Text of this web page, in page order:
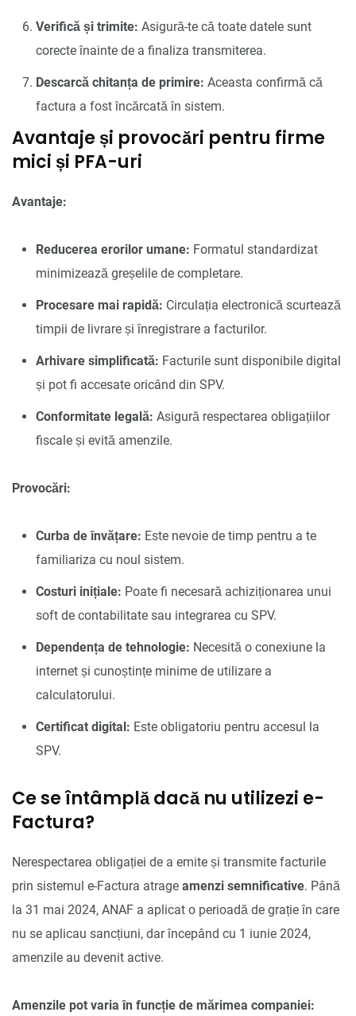
Verifică și trimite: Asigură-te că toate datele sunt
corecte înainte de a finaliza transmiterea.
Descarcă chitanța de primire: Aceasta confirmă că
factura a fost încărcată în sistem.
Avantaje și provocări pentru firme
mici și PFA-uri
Avantaje:
Reducerea erorilor umane: Formatul standardizat
minimizează greșelile de completare.
Procesare mai rapidă: Circulația electronică scurtează
timpii de livrare și înregistrare a facturilor.
Arhivare simplificată: Facturile sunt disponibile digital
și pot fi accesate oricând din SPV.
Conformitate legală: Asigură respectarea obligațiilor
fiscale și evită amenzile.
Provocări:
Curba de învățare: Este nevoie de timp pentru a te
familiariza cu noul sistem.
Costuri inițiale: Poate fi necesară achiziționarea unui
soft de contabilitate sau integrarea cu SPV.
Dependența de tehnologie: Necesită o conexiune la
internet și cunoștințe minime de utilizare a
calculatorului.
Certificat digital: Este obligatoriu pentru accesul la
SPV.
Ce se întâmplă dacă nu utilizezi e-
Factura?
Nerespectarea obligației de a emite și transmite facturile
prin sistemul e-Factura atrage amenzi semnificative. Până
la 31 mai 2024, ANAF a aplicat o perioadă de grație în care
nu se aplicau sancțiuni, dar începând cu 1 iunie 2024,
amenzile au devenit active.
Amenzile pot varia în funcție de mărimea companiei: